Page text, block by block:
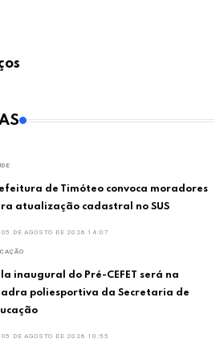
de Timóteo convoca moradores
atualização cadastral no SUS
05 DE AGOSTO DE 2026 14:07
inaugural do Pré-CEFET será na
poliesportiva da Secretaria de
05 DE AGOSTO DE 2026 10:55